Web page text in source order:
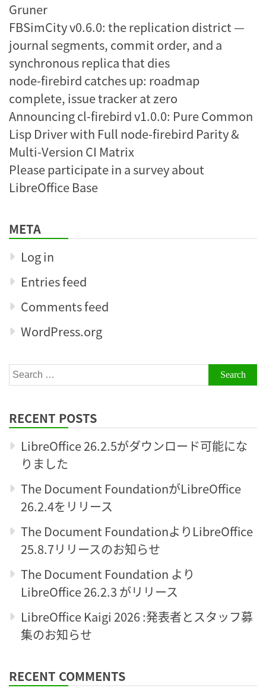
Gruner
FBSimCity v0.6.0: the replication district —
journal segments, commit order, and a
synchronous replica that dies
node-firebird catches up: roadmap
complete, issue tracker at zero
Announcing cl-firebird v1.0.0: Pure Common
Lisp Driver with Full node-firebird Parity &
Multi-Version CI Matrix
Please participate in a survey about
LibreOffice Base
META
Log in
Entries feed
Comments feed
WordPress.org
Search
for:
RECENT POSTS
LibreOffice 26.2.5がダウンロード可能にな
りました
The Document FoundationがLibreOffice
26.2.4をリリース
The Document FoundationよりLibreOffice
25.8.7リリースのお知らせ
The Document Foundation より
LibreOffice 26.2.3 がリリース
LibreOffice Kaigi 2026 :発表者とスタッフ募
集のお知らせ
RECENT COMMENTS